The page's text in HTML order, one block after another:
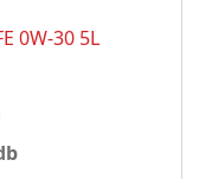
0W-30 5L